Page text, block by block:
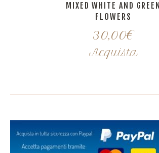
MIXED WHITE AND GREEN
FLOWERS
30,00€
Acquista